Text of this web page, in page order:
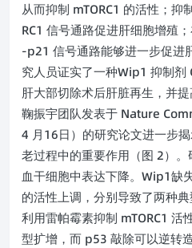
从而抑制 mTORC1 的活性；抑制
RC1 信号通路促进肝细胞增殖
-p21 信号通路能够进一步促进
究人员证实了一种Wip1 抑制剂
肝大部切除术后肝脏再生，并
鞠振宇团队发表于 Nature
4 月 16 日）的研究论文进一步揭
老过程中的重要作用（图 2）。
血干细胞中表达下降。 Wip1缺
的活性上调，分别导致了两种典
利用雷帕霉素抑制 mTORC1 活
型扩增，而 p53 敲除可以逆转